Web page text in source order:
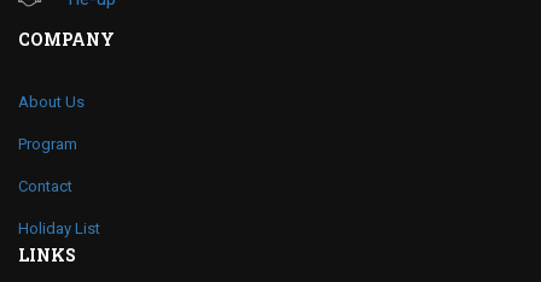
COMPANY
About Us
Program
Contact
Holiday List
LINKS